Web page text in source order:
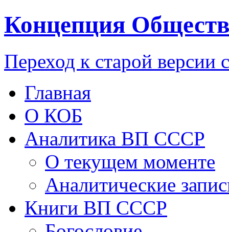
Концепция
Переход к старой версии
Главная
О КОБ
Аналитика ВП СССР
О текущем моменте
Аналитические
Книги ВП СССР